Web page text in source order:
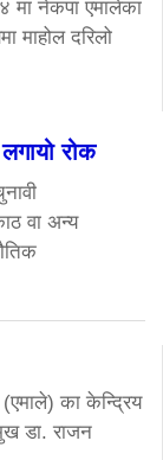
मा नेकपा एमालेका
माहोल दरिलो
रोक
वा अन्य
का केन्द्रिय
डा. राजन